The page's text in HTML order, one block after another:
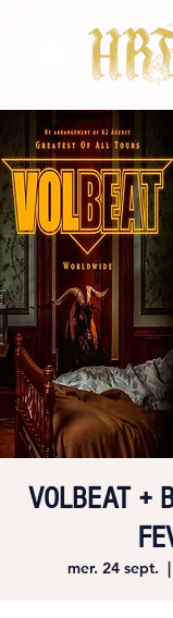
VOLBEAT +
mer. 24 sept.
  |